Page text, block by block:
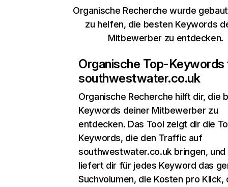
Organische Recherche wurde
zu helfen, die besten Keywords
Mitbewerber zu entdecken.
Organische Top-Keywords
southwestwater.co.uk
Organische Recherche hilft dir, die
Keywords deiner Mitbewerber zu
entdecken. Das Tool zeigt dir die
Keywords, die den Traffic auf
southwestwater.co.uk bringen, und
liefert dir für jedes Keyword das
Suchvolumen, die Kosten pro Klick,